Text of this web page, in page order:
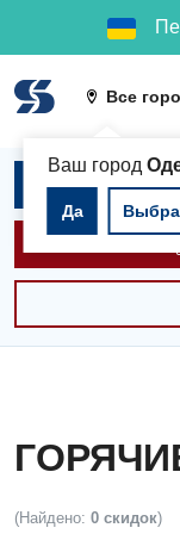
Все
Ваш город
Да
(Найдено: 0 скидок)